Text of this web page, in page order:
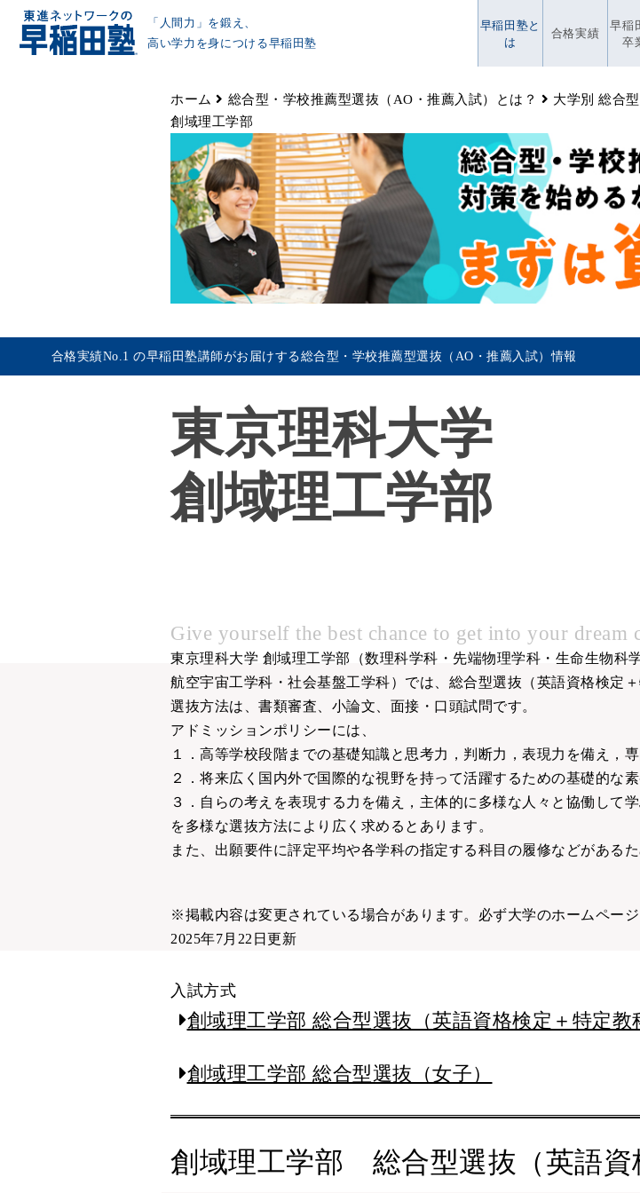
「人間力」を鍛え、
高い学力を身につける早稲田塾
早稲田塾と
は
合格実績
早稲
卒
ホーム 総合型・学校推薦型選抜（AO・推薦入試）とは？ 大学別 総合
創域理工学部
合格実績No.1 の早稲田塾講師がお届けする総合型・学校推薦型選抜（AO・推薦入試）情報
東京理科大学
創域理工学部
Give yourself the best chance to get into your dream
東京理科大学 創域理工学部（数理科学科・先端物理学科・生命生物
航空宇宙工学科・社会基盤工学科）では、総合型選抜（英語資格検定
選抜方法は、書類審査、小論文、面接・口頭試問です。
アドミッションポリシーには、
１．高等学校段階までの基礎知識と思考力，判断力，表現力を備え，
２．将来広く国内外で国際的な視野を持って活躍するための基礎的な
３．自らの考えを表現する力を備え，主体的に多様な人々と協働して
を多様な選抜方法により広く求めるとあります。
また、出願要件に評定平均や各学科の指定する科目の履修などがある
※掲載内容は変更されている場合があります。必ず大学のホームペー
2025年7月22日更新
入試方式
創域理工学部 総合型選抜（英語資格検定＋特定教
創域理工学部 総合型選抜（女子）
創域理工学部 総合型選抜（英語資